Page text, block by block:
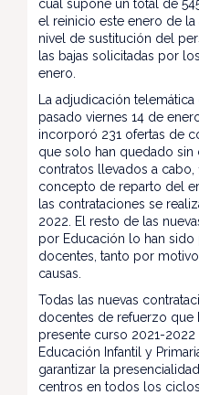
cual supone un total de
el reinicio este enero de
nivel de sustitución del
las bajas solicitadas por
enero.
La adjudicación
pasado viernes 14 de
incorporó 231 ofertas de
que solo han quedado sin
contratos llevados a cabo,
concepto de reparto del
las contrataciones se
2022. El resto de las
por Educación lo han
docentes, tanto por
causas.
Todas las nuevas
docentes de refuerzo que
presente curso 2021-
Educación Infantil y
garantizar la
centros en todos los